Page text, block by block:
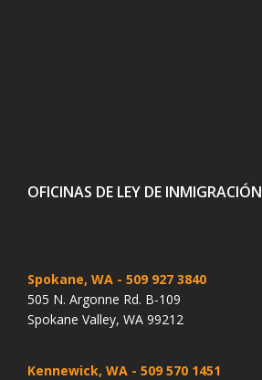
OFICINAS DE LEY DE INMIGRACIÓN
Spokane, WA - 509 927 3840
505 N. Argonne Rd. B-109
Spokane Valley, WA 99212
Kennewick, WA - 509 570 1451